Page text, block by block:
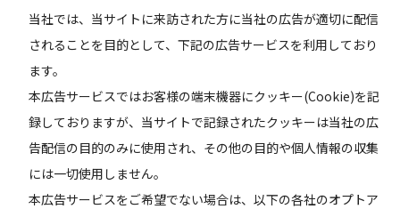
当社では、当サイトに来訪された方に当社の広告が適切に配信
されることを目的として、下記の広告サービスを利用しており
ます。
本広告サービスではお客様の端末機器にクッキー(Cookie)を記
録しておりますが、当サイトで記録されたクッキーは当社の広
告配信の目的のみに使用され、その他の目的や個人情報の収集
には一切使用しません。
本広告サービスをご希望でない場合は、以下の各社のオプトア